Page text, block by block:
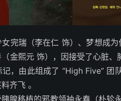
完瑞（李在仁 饰）、梦想成
金熙元 饰），因接受了心脏
，由此组成了 “High Five”
齐飞 。​